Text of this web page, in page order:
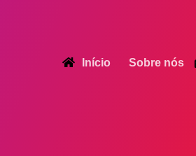
Início Sobre nós